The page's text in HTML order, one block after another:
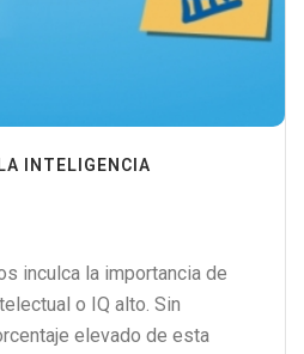
INTELIGENCIA
inculca la importancia de
o IQ alto. Sin
elevado de esta